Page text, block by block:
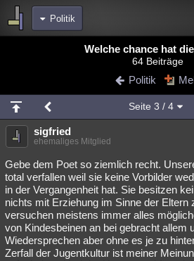
Politik
Blogs
Chat Wiki Neuigkeiten
meine Rubriken
Menschen
Spiritualität Verschwörungen
Natur Umfragen Unterhaltung
weitere Rubriken
Philosophie Träume Orte
Welche chance hat
64 Beiträge
Politik
Seite 3 / 4
sigfried
ehemaliges Mitglied
Gebe dem Poet so ziemlich recht.
total verfallen weil sie keine Vorbilder
in der Vergangenheit hat. Sie besitzen
nichts mit Erziehung im Sinne der Eltern
versuchen meistens immer alles
von Kindesbeinen an bei gebracht allem
Wiedersprechen aber ohne es je zu
Zerfall der Jugentkultur ist meiner